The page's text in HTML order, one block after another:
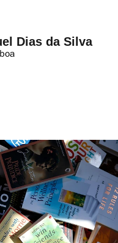
Dias da Silva